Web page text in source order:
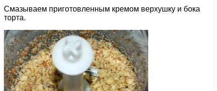
Смазываем приготовленным кремом верхушку и бока
торта.